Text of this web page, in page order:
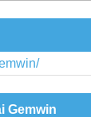
Gemwin